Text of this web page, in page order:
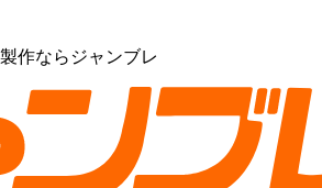
作ならジャンブレ